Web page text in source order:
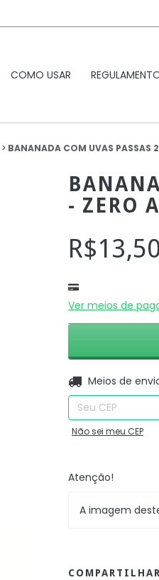
COMO USAR
> BANANADA COM UVAS PASSAS
- ZERO
Ver meios de
Entregas para o
Meios de
Não sei meu CEP
Atenção!
A imagem